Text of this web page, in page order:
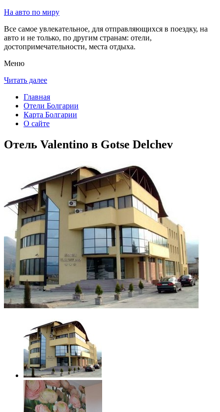
На авто по миру
Все самое увлекательное, для отправляющихся в поездку, на
авто и не только, по другим странам: отели,
достопримечательности, места отдыха.
Меню
Читать далее
Главная
Отели Болгарии
Карта Болгарии
О сайте
Отель Valentino в Gotse Delchev